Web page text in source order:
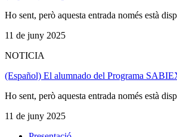
Ho sent, però aquesta entrada només està
11 de juny 2025
NOTICIA
(Español) El alumnado del Programa
Ho sent, però aquesta entrada només està
11 de juny 2025